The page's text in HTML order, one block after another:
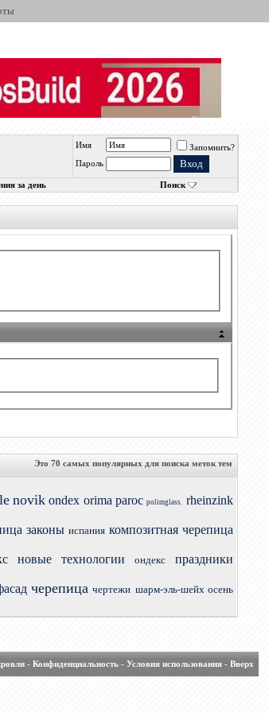
Имя
Запомнить?
Пароль
за день Поиск
Это 70 самых популярных для поиска меток тем
novik ondex orima paroc polimglass. rheinzink
законы испания композитная черепица
новые технологии ондекс праздники
черепица чертежи шарм-эль-шейх осень
- Конфиденциальность- Условия использования- Вверх